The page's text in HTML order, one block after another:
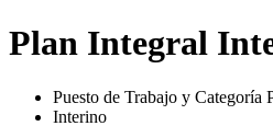
Plan Integral
Puesto de Trabajo y Categoría
Interino